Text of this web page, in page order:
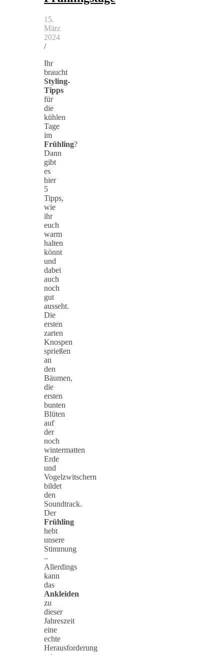
15.
März
2024
/
Ihr
braucht
Styling-
Tipps
für
die
kühlen
Tage
im
Frühling?
Dann
gibt
es
hier
5
Tipps,
wie
ihr
euch
warm
halten
könnt
und
dabei
auch
noch
gut
ausseht.
Die
ersten
zarten
Knospen
sprießen
an
den
Bäumen,
die
ersten
bunten
Blüten
auf
der
noch
wintermatten
Erde
und
Vogelzwitschern
bildet
den
Soundtrack.
Der
Frühling
hebt
unsere
Stimmung
–
Allerdings
kann
das
Ankleiden
zu
dieser
Jahreszeit
eine
echte
Herausforderung